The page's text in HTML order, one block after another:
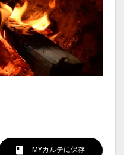
MYカルテに保存